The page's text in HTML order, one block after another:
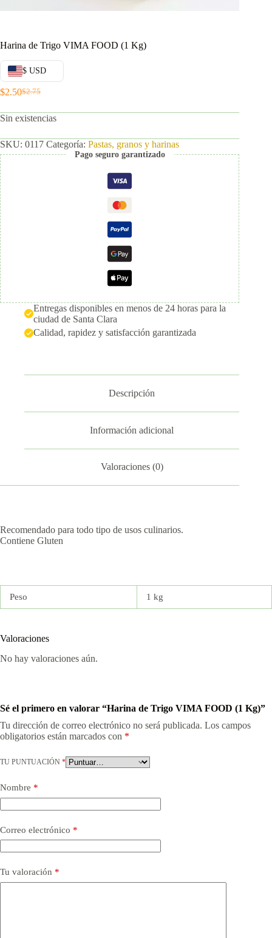
Harina de Trigo VIMA FOOD (1 Kg)
$ USD
$2.75
El
original
$2.75.
$2.50El
actual
$2.50.
Sin existencias
SKU: 0117 Categoría: Pastas, granos y harinas
Pago seguro garantizado
Entregas disponibles en menos de 24 horas para la
ciudad de Santa Clara
Calidad, rapidez y satisfacción garantizada
Descripción
Información adicional
Valoraciones (0)
Recomendado para todo tipo de usos culinarios.
Contiene Gluten
Peso 1 kg
Valoraciones
No hay valoraciones aún.
Sé el primero en valorar “Harina de Trigo VIMA FOOD (1 Kg)”
Tu dirección de correo electrónico no será publicada. Los campos
obligatorios están marcados con *
TU PUNTUACIÓN *
Nombre *
Correo electrónico *
Tu valoración *